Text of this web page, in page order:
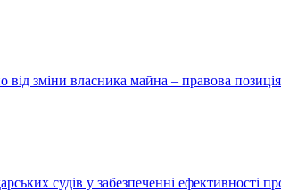
від зміни власника майна – правова
судів у забезпеченні ефективності